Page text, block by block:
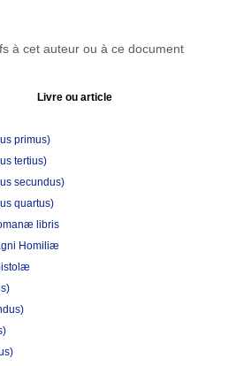
à cet auteur ou à ce document
Livre ou article
primus)
tertius)
secundus)
quartus)
libris
Homiliæ